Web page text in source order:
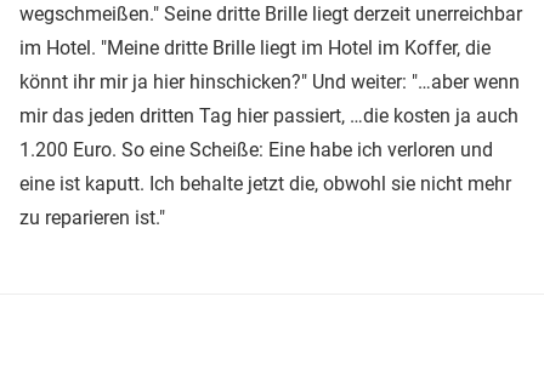
wegschmeißen." Seine dritte Brille liegt derzeit unerreichbar
im Hotel. "Meine dritte Brille liegt im Hotel im Koffer, die
könnt ihr mir ja hier hinschicken?" Und weiter: "…aber wenn
mir das jeden dritten Tag hier passiert, …die kosten ja auch
1.200 Euro. So eine Scheiße: Eine habe ich verloren und
eine ist kaputt. Ich behalte jetzt die, obwohl sie nicht mehr
zu reparieren ist."